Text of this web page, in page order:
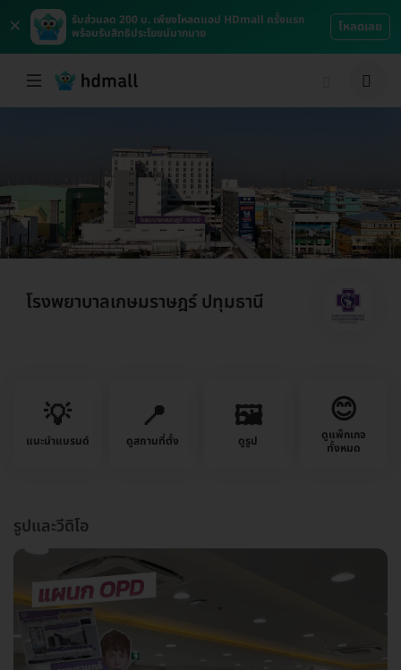
×
รับส่วนลด 200 บ. เพียงโหลดแอป HDmall ครั้งแรก
พร้อมรับสิทธิประโยชน์มากมาย
โหลดเลย
โรงพยาบาลเกษมราษฎร์ ปทุมธานี
💡
แนะนำแบรนด์
📍
ดูสถานที่ตั้ง
🖼️
ดูรูป
😊
ดูแพ็กเกจ
ทั้งหมด
รูปและวีดิโอ